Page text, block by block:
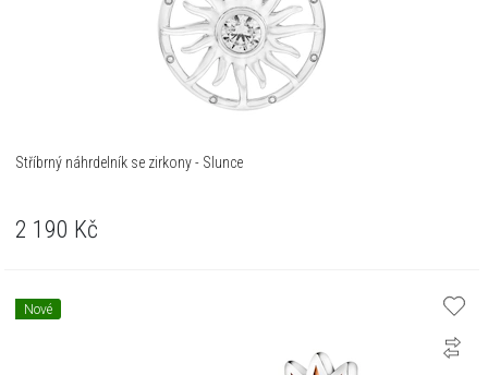
Stříbrný náhrdelník se zirkony - Slunce
2 190 Kč
Nové